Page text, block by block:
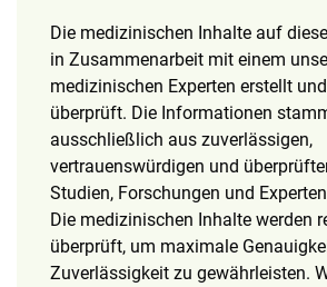
Die medizinischen Inhalte auf
in Zusammenarbeit mit einem
medizinischen Experten erstellt
überprüft. Die Informationen
ausschließlich aus zuverlässigen,
vertrauenswürdigen und
Studien, Forschungen und
Die medizinischen Inhalte werden
überprüft, um maximale
Zuverlässigkeit zu gewährleisten.